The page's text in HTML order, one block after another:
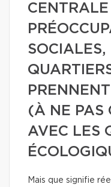
SOCIALES,
(À NE PAS
AVEC LES
Mais que signifie